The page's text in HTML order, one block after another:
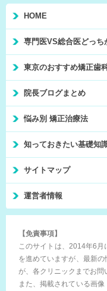
HOME
専門医VS総合医どっち
東京のおすすめ矯正歯
院長ブログまとめ
悩み別 矯正治療法
知っておきたい基礎知
サイトマップ
運営者情報
【免責事項】
このサイトは、2014年6
を進めていますが、最新
が、各クリニックまでお問
また、掲載されている画